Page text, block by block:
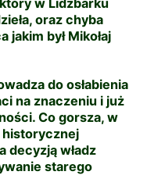
oraz chyba
jakim był Mikołaj
do osłabienia
na znaczeniu i już
Co gorsza, w
decyzją władz
starego